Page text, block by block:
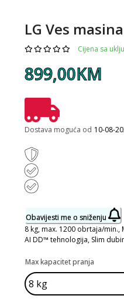
LG Ves
Cijena sa
899,00KM
Dostava moguća od 10-08-
Obavijesti me o sniženju
8 kg, max. 1200 obrtaja/min.,
AI DD™ tehnologija, Slim
Max kapacitet pranja